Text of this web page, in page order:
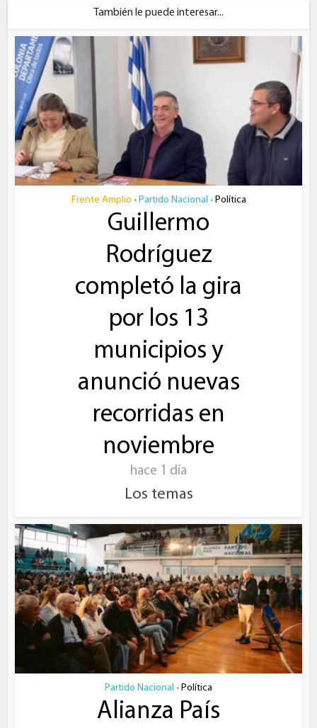
También le puede interesar...
Frente Amplio • Partido Nacional • Política
Guillermo
Rodríguez
completó la gira
por los 13
municipios y
anunció nuevas
recorridas en
noviembre
hace 1 día
Los temas
Partido Nacional • Política
Alianza País